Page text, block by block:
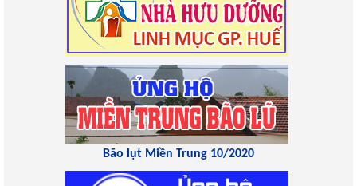
Bão lụt Miền Trung 10/2020